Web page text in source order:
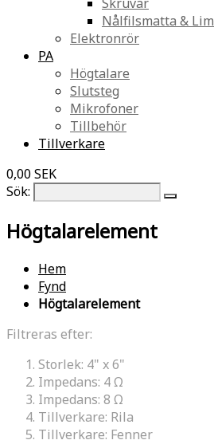
Nålfilsmatta & Lim
Elektronrör
PA
Högtalare
Slutsteg
Mikrofoner
Tillbehör
Tillverkare
0,00 SEK
Sök:
Högtalarelement
Hem
Fynd
Högtalarelement
Filtreras efter:
Storlek: 4" x 6"
Impedans: 4 Ω
Impedans: 8 Ω
Tillverkare: Rila
Tillverkare: Fenner